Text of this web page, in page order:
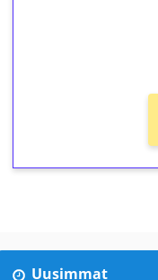
Uusimmat